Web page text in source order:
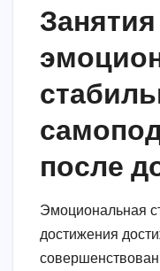
Занятия
после
Эмоциональная
достижения